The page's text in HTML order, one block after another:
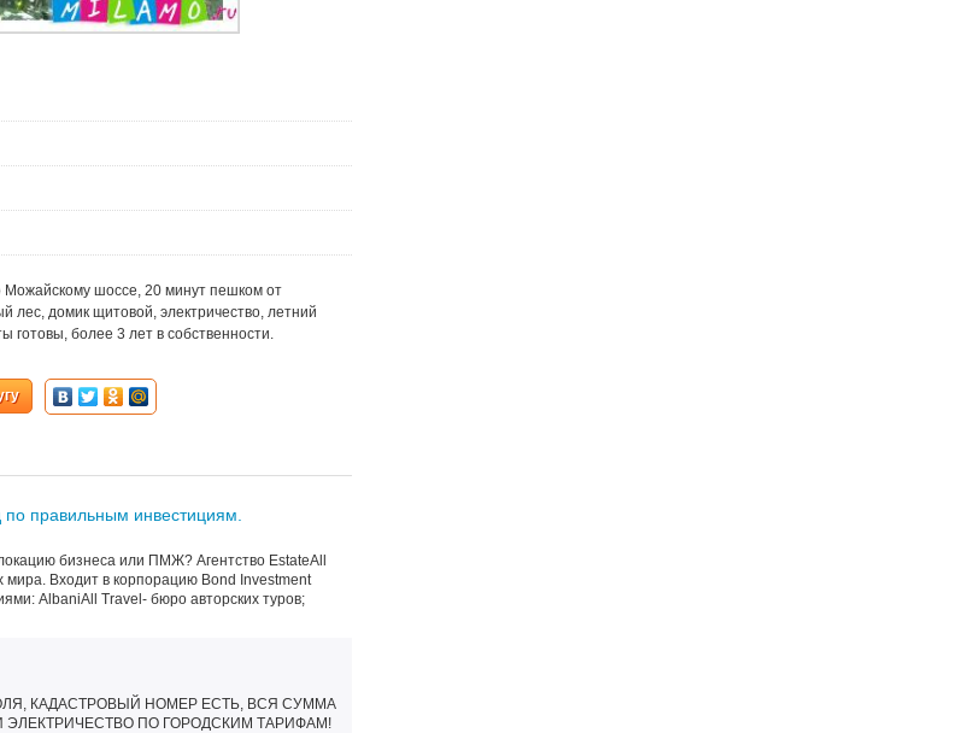
Можайскому шоссе, 20 минут пешком от
лес, домик щитовой, электричество, летний
готовы, более 3 лет в собственности.
по правильным инвестициям.
бизнеса или ПМЖ? Агентство EstateAll
Входит в корпорацию Bond Investment
AlbaniAll Travel- бюро авторских туров;
КАДАСТРОВЫЙ НОМЕР ЕСТЬ, ВСЯ СУММА
ЭЛЕКТРИЧЕСТВО ПО ГОРОДСКИМ ТАРИФАМ!